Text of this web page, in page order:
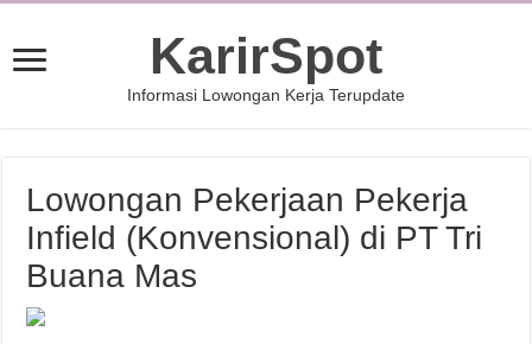
KarirSpot
Informasi Lowongan Kerja Terupdate
Lowongan Pekerjaan Pekerja
Infield (Konvensional) di PT Tri
Buana Mas